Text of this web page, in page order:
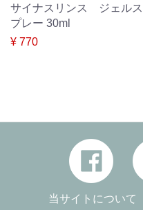
サイナスリンス ジェルス
プレー 30ml
¥ 770
当サイトについて